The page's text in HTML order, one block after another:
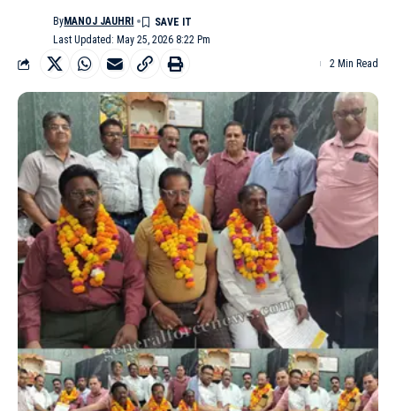
Last Updated: May 25, 2026 8:22 Pm
ByMANOJ JAUHRI
2 Min Read